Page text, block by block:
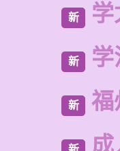
新 学
新
新 福